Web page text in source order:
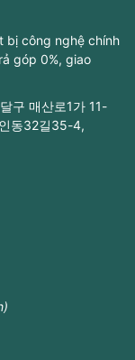
bị công nghệ chính
góp 0%, giao
구 매산로1가 11-
동32길35-4,